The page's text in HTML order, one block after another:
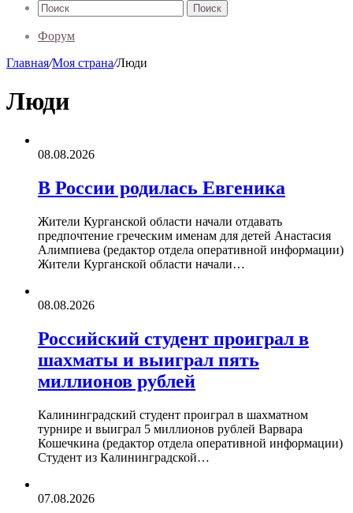
Поиск
Форум
Главная/Моя страна/Люди
Люди
08.08.2026
В России родилась Евгеника
Жители Курганской области начали отдавать
предпочтение греческим именам для детей Анастасия
Алимпиева (редактор отдела оперативной информации)
Жители Курганской области начали…
08.08.2026
Российский студент проиграл в
шахматы и выиграл пять
миллионов рублей
Калининградский студент проиграл в шахматном
турнире и выиграл 5 миллионов рублей Варвара
Кошечкина (редактор отдела оперативной информации)
Студент из Калининградской…
07.08.2026